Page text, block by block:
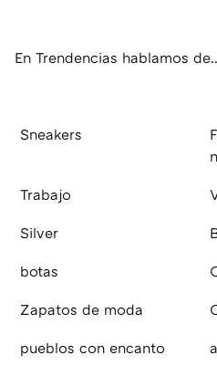
En Trendencias hablamos
Sneakers
Trabajo
Silver
botas
Zapatos de moda
pueblos con encanto